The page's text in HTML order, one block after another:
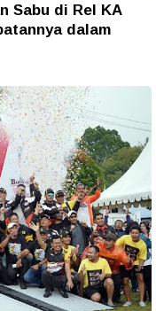
Sabu di Rel KA
dalam